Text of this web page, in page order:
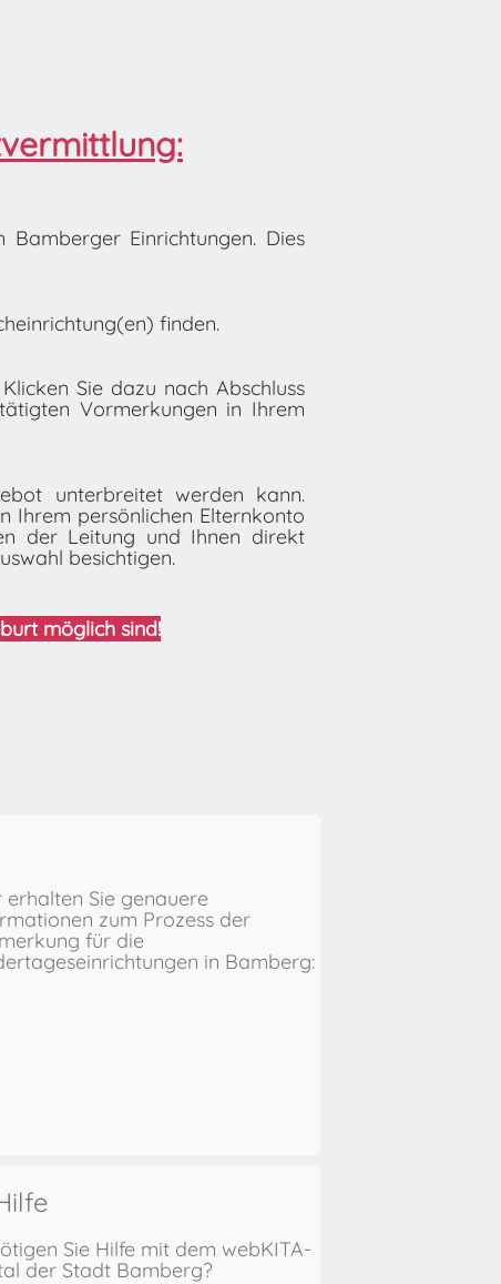
Einrichtungen. Dies
finden.
Sie dazu nach Abschluss
Vormerkungen in Ihrem
unterbreitet werden kann.
Ihrem persönlichen Elternkonto
der Leitung und Ihnen direkt
besichtigen.
möglich sind!
erhalten Sie genauere
zum Prozess der
für die
in Bamberg:
Sie Hilfe mit dem webKITA-
der Stadt Bamberg?